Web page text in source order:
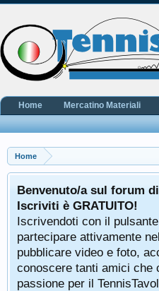
Home
Benvenuto/a sul forum
Iscriviti è GRATUITO!
Iscrivendoti con il
partecipare attivamente
pubblicare video e foto,
conoscere tanti amici che
passione per il
Home Mercatino Materiali